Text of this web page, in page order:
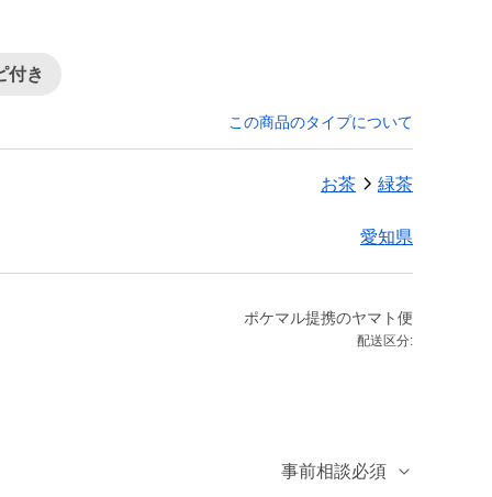
付き
この商品のタイプについて
お茶 緑茶
愛知県
ポケマル提携のヤマト便
配送区分:
事前相談必須